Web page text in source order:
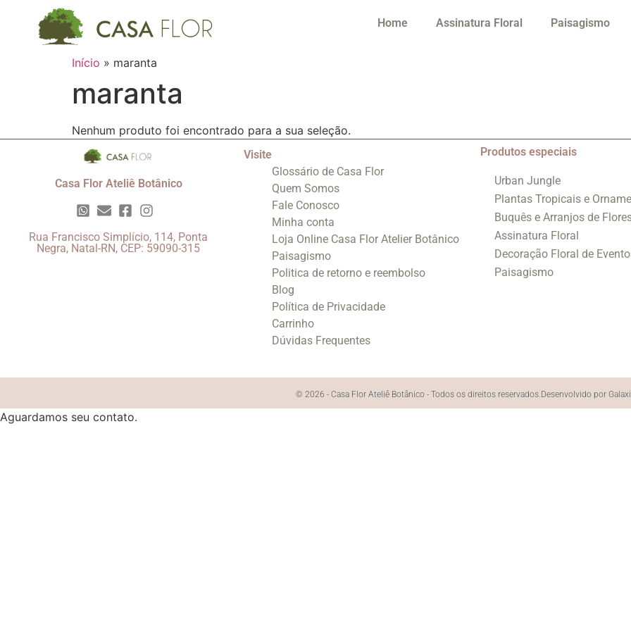
Home Assinatura Floral Paisagismo
Início » maranta
maranta
Nenhum produto foi encontrado para a sua seleção.
Casa Flor Ateliê Botânico
Rua Francisco Simplício, 114, Ponta
Negra, Natal-RN, CEP: 59090-315
Visite
Glossário de Casa Flor
Quem Somos
Fale Conosco
Minha conta
Loja Online Casa Flor Atelier Botânico
Paisagismo
Politica de retorno e reembolso
Blog
Política de Privacidade
Carrinho
Dúvidas Frequentes
Produtos especiais
Urban Jungle
Plantas Tropicais e
Buquês e Arranjos de
Assinatura Floral
Decoração Floral de
Paisagismo
© 2026 - Casa Flor Ateliê Botânico - Todos os direitos reservados.Desenvolvido por
Aguardamos seu contato.